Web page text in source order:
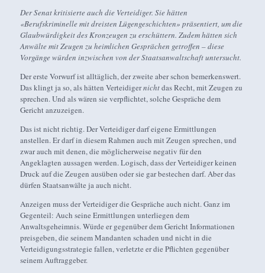
Der Senat kritisierte auch die Verteidiger. Sie hätten
«Berufskriminelle mit dreisten Lügengeschichten» präsentiert, um die
Glaubwürdigkeit des Kronzeugen zu erschüttern. Zudem hätten sich
Anwälte mit Zeugen zu heimlichen Gesprächen getroffen – diese
Vorgänge würden inzwischen von der Staatsanwaltschaft untersucht.
Der erste Vorwurf ist alltäglich, der zweite aber schon bemerkenswert.
Das klingt ja so, als hätten Verteidigernichtdas Recht, mit Zeugen zu
sprechen. Und als wären sie verpflichtet, solche Gespräche dem
Gericht anzuzeigen.
Das ist nicht richtig. Der Verteidiger darf eigene Ermittlungen
anstellen. Er darf in diesem Rahmen auch mit Zeugen sprechen, und
zwar auch mit denen, die möglicherweise negativ für den
Angeklagten aussagen werden. Logisch, dass der Verteidiger keinen
Druck auf die Zeugen ausüben oder sie gar bestechen darf. Aber das
dürfen Staatsanwälte ja auch nicht.
Anzeigen muss der Verteidiger die Gespräche auch nicht. Ganz im
Gegenteil: Auch seine Ermittlungen unterliegen dem
Anwaltsgeheimnis. Würde er gegenüber dem Gericht Informationen
preisgeben, die seinem Mandanten schaden und nicht in die
Verteidigungsstrategie fallen, verletzte er die Pflichten gegenüber
seinem Auftraggeber.